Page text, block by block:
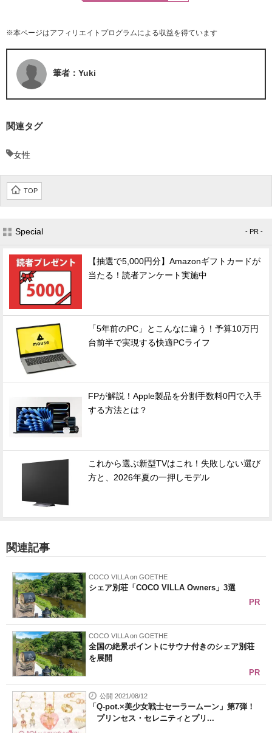
※本ページはアフィリエイトプログラムによる収益を得ています
筆者：Yuki
関連タグ
女性
TOP
Special - PR -
【抽選で5,000円分】Amazonギフトカードが
当たる！読者アンケート実施中
「5年前のPC」とこんなに違う！予算10万円
台前半で実現する快適PCライフ
FPが解説！Apple製品を分割手数料0円で入手
する方法とは？
これから選ぶ新型TVはこれ！失敗しない選び
方と、2026年夏の一押しモデル
関連記事
COCO VILLA on GOETHE
シェア別荘「COCO VILLA Owners」3選
PR
COCO VILLA on GOETHE
全国の絶景ポイントにサウナ付きのシェア別荘
を展開
PR
公開 2021/08/12
「Q-pot.×美少女戦士セーラームーン」第7弾！
プリンセス・セレニティとプリ...